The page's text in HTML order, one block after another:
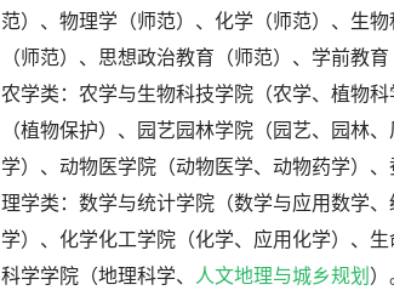
范）、物理学（师范）、化学（师范）、生
（师范）、思想政治教育（师范）、学前教
农学类：农学与生物科技学院（农学、植物
（植物保护）、园艺园林学院（园艺、园林
学）、动物医学院（动物医学、动物药学）
理学类：数学与统计学院（数学与应用数学
学）、化学化工学院（化学、应用化学）、
科学学院（地理科学、 人文地理与城乡规划）